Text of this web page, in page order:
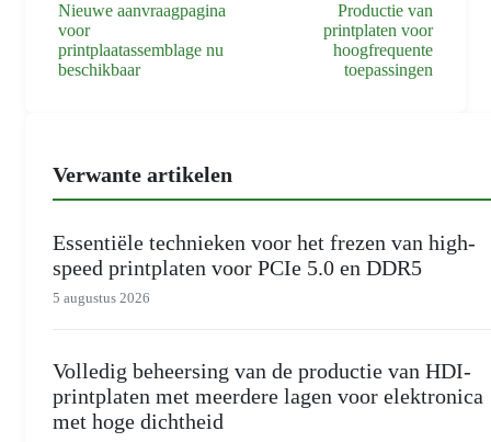
Nieuwe aanvraagpagina
voor
printplaatassemblage nu
beschikbaar
Productie van
printplaten voor
hoogfrequente
toepassingen
Verwante artikelen
Essentiële technieken voor het frezen van high-
speed printplaten voor PCIe 5.0 en DDR5
5 augustus 2026
Volledig beheersing van de productie van HDI-
printplaten met meerdere lagen voor elektronica
met hoge dichtheid